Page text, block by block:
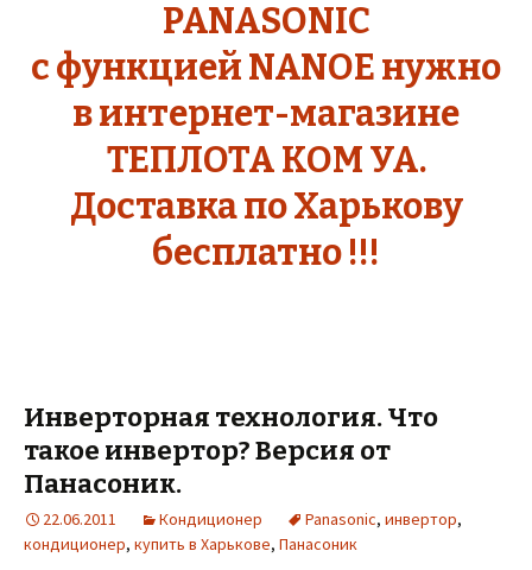
PANASONIC
с функцией NANOE нужно
в интернет-магазине
ТЕПЛОТА КОМ УА.
Доставка по Харькову
бесплатно !!!
Инверторная технология. Что
такое инвертор? Версия от
Панасоник.
22.06.2011 Кондиционер Panasonic, инвертор,
кондиционер, купить в Харькове, Панасоник